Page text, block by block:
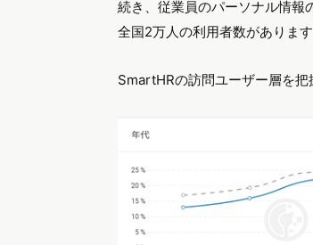
続き、従業員のパーソナル情報
全国2万人の利用者数があります
SmartHRの訪問ユーザー層を把